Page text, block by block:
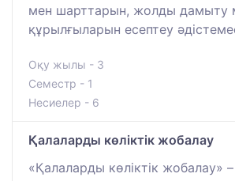
мен шарттарын, жолды дамыту
құрылғыларын есептеу
Оқу жылы - 3
Семестр - 1
Несиелер - 6
Қалаларды көліктік жобалау
«Қалаларды көліктік жобалау»